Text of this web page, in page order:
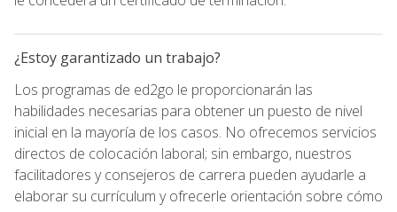
¿Estoy garantizado un trabajo?
Los programas de ed2go le proporcionarán las
habilidades necesarias para obtener un puesto de nivel
inicial en la mayoría de los casos. No ofrecemos servicios
directos de colocación laboral; sin embargo, nuestros
facilitadores y consejeros de carrera pueden ayudarle a
elaborar su currículum y ofrecerle orientación sobre cómo